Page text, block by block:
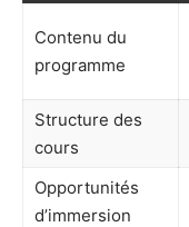
Contenu du
programme
Structure des
cours
Opportunités
d’immersion